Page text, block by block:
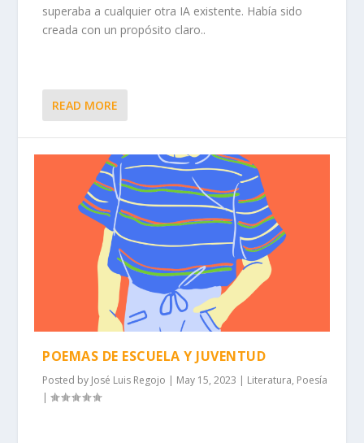
superaba a cualquier otra IA existente. Había sido
creada con un propósito claro..
READ MORE
POEMAS DE ESCUELA Y JUVENTUD
Posted by José Luis Regojo | May 15, 2023 | Literatura, Poesía
|